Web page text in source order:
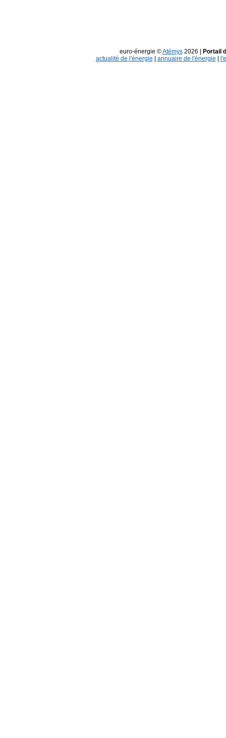
euro-énergie ©Atémys2026 |
Portail
actualité de l'énergie
annuaire de l'énergie